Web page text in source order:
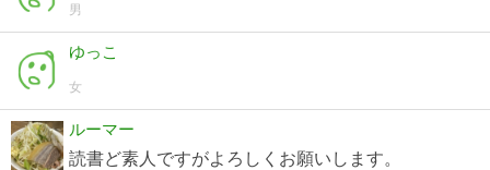
男
ゆっこ
女
ルーマー
読書ど素人ですがよろしくお願いします。